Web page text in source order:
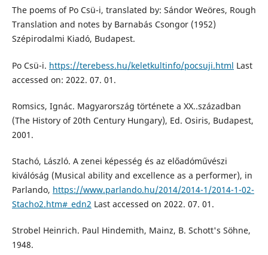
The poems of Po Csü-i, translated by: Sándor Weöres, Rough
Translation and notes by Barnabás Csongor (1952)
Szépirodalmi Kiadó, Budapest.
Po Csü-i. https://terebess.hu/keletkultinfo/pocsuji.html Last
accessed on: 2022. 07. 01.
Romsics, Ignác. Magyarország története a XX..században
(The History of 20th Century Hungary), Ed. Osiris, Budapest,
2001.
Stachó, László. A zenei képesség és az előadóművészi
kiválóság (Musical ability and excellence as a performer), in
Parlando, https://www.parlando.hu/2014/2014-1/2014-1-02-
Stacho2.htm#_edn2 Last accessed on 2022. 07. 01.
Strobel Heinrich. Paul Hindemith, Mainz, B. Schott's Söhne,
1948.